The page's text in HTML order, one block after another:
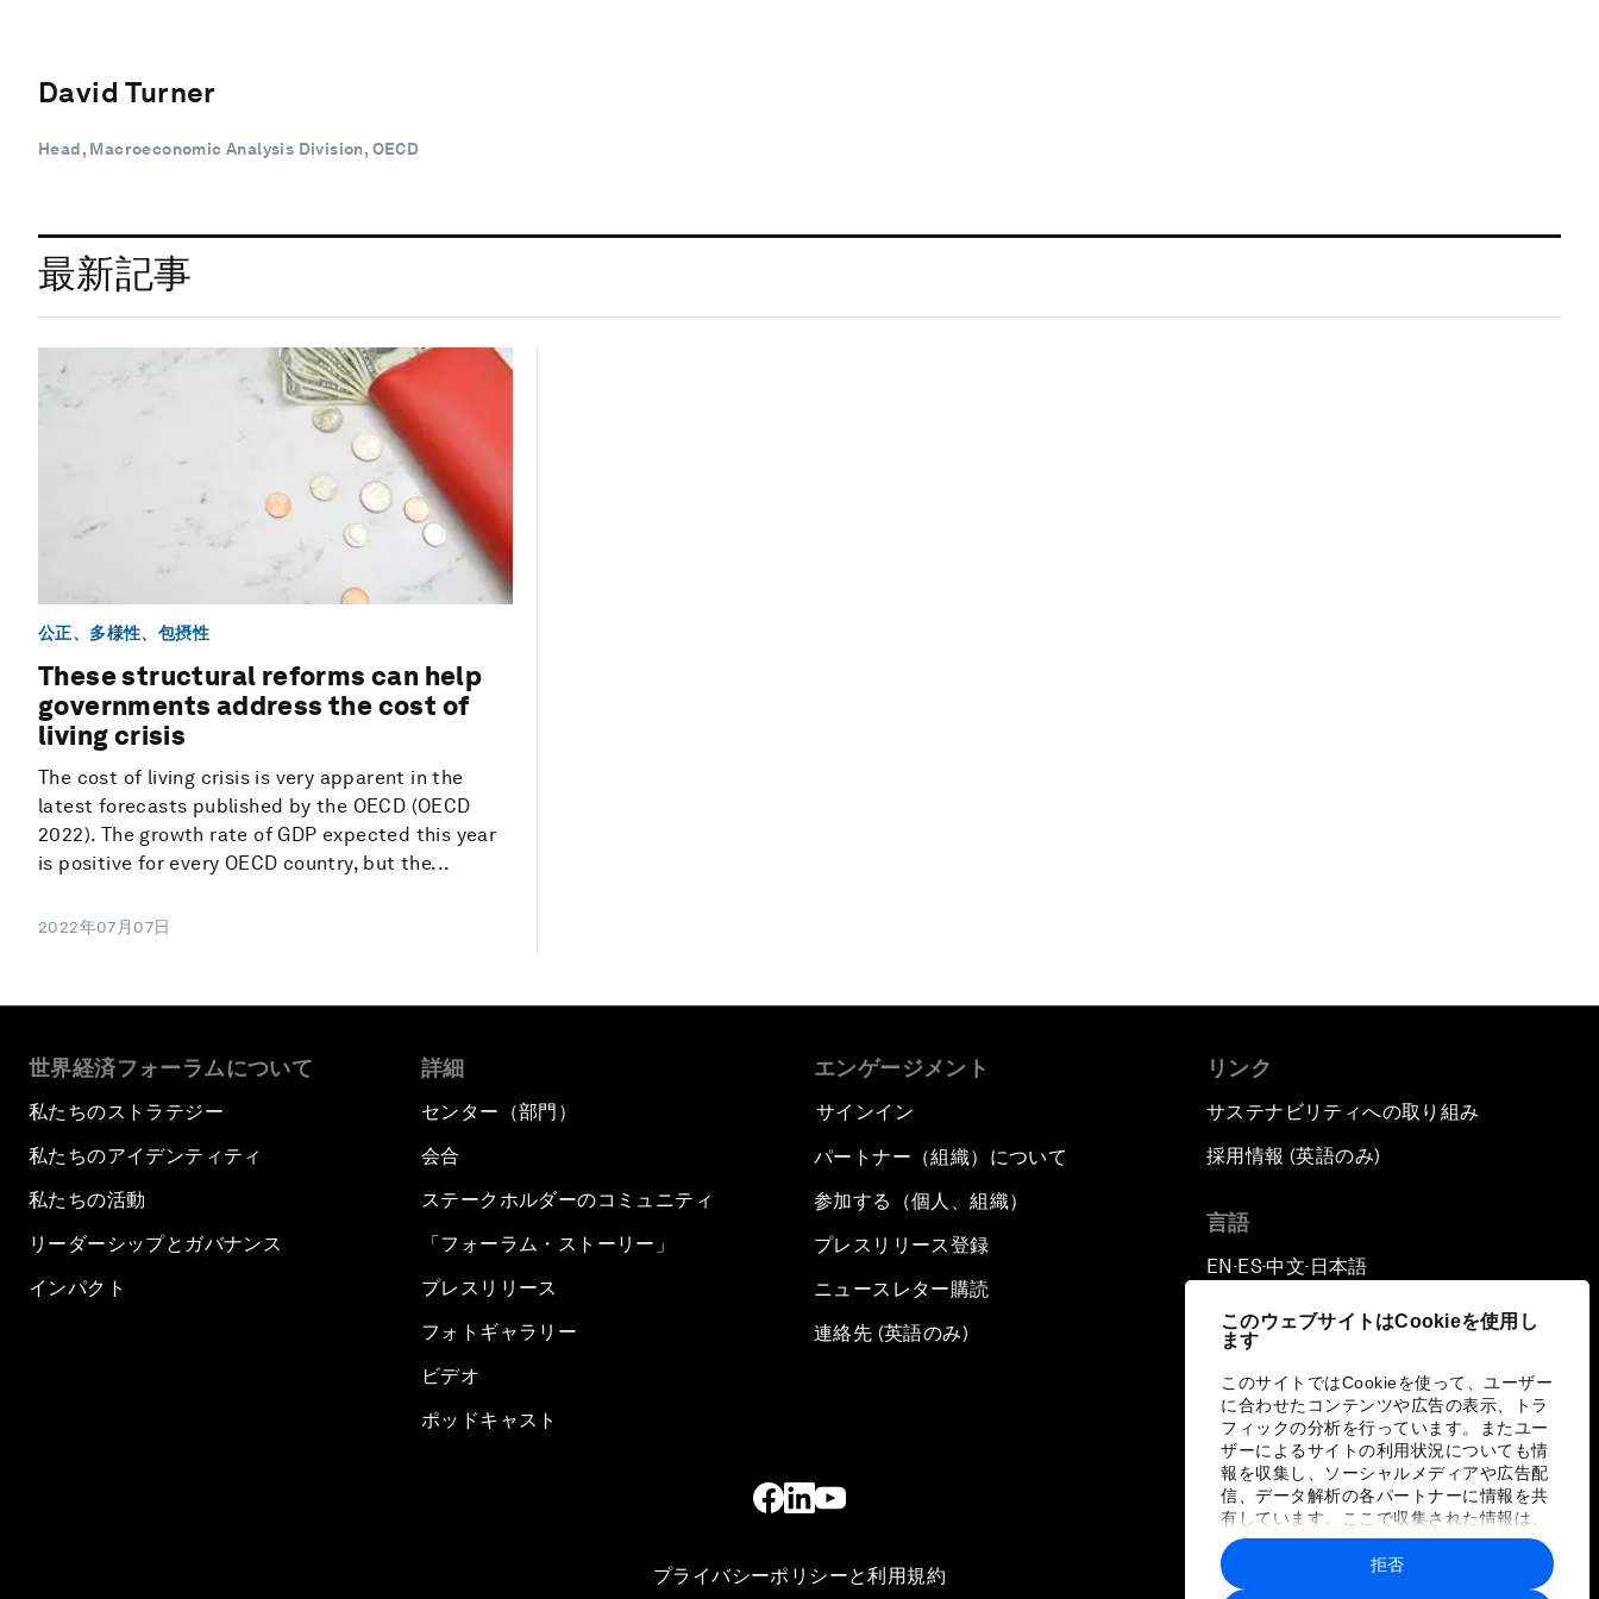
このウェブサイトはCookieを使用し
ます
このサイトではCookieを使って、ユーザー
に合わせたコンテンツや広告の表示、トラ
フィックの分析を行っています。またユー
ザーによるサイトの利用状況についても情
報を収集し、ソーシャルメディアや広告配
信、データ解析の各パートナーに情報を共
有しています。ここで収集された情報は、
ユーザーが各パートナーに提供した他の情
報や各パートナーのサービスを使用した際
に収集された情報と組み合わされ、各パー
拒否
David Turner
Head, Macroeconomic Analysis Division, OECD
最新記事
公正、多様性、包摂性
These structural reforms can help
governments address the cost of
living crisis
The cost of living crisis is very apparent in the
latest forecasts published by the OECD (OECD
2022). The growth rate of GDP expected this year
is positive for every OECD country, but the...
2022年07月07日
世界経済フォーラムについて
私たちのストラテジー
私たちのアイデンティティ
私たちの活動
リーダーシップとガバナンス
インパクト
詳細
センター（部門）
会合
ステークホルダーのコミュニティ
「フォーラム・ストーリー」
プレスリリース
フォトギャラリー
ビデオ
ポッドキャスト
エンゲージメント
サインイン
パートナー（組織）について
参加する（個人、組織）
プレスリリース登録
ニュースレター購読
連絡先 (英語のみ)
リンク
サステナビリティへの取り組み
採用情報 (英語のみ)
言語
EN ▪ ES▪中文▪ 日本語
プライバシーポリシーと利用規約